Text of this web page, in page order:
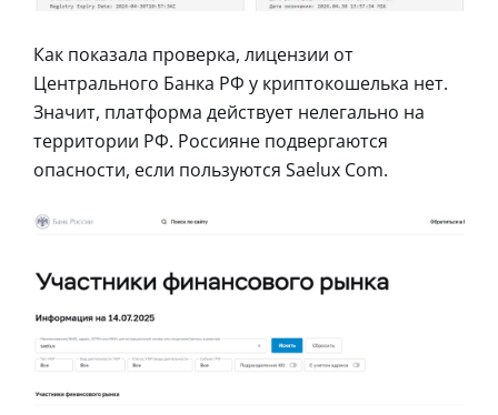
Как показала проверка, лицензии от
Центрального Банка РФ у криптокошелька нет.
Значит, платформа действует нелегально на
территории РФ. Россияне подвергаются
опасности, если пользуются Saelux Com.